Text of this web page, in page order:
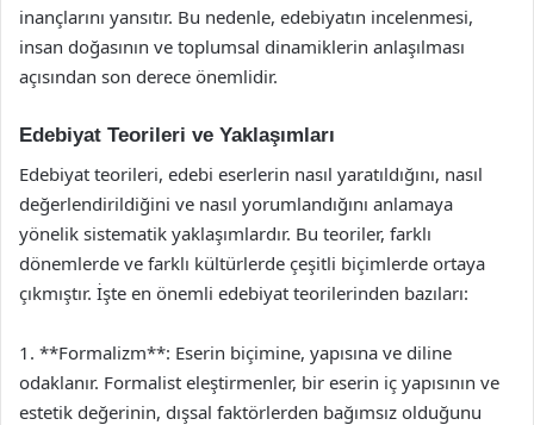
inançlarını yansıtır. Bu nedenle, edebiyatın incelenmesi,
insan doğasının ve toplumsal dinamiklerin anlaşılması
açısından son derece önemlidir.
Edebiyat Teorileri ve Yaklaşımları
Edebiyat teorileri, edebi eserlerin nasıl yaratıldığını, nasıl
değerlendirildiğini ve nasıl yorumlandığını anlamaya
yönelik sistematik yaklaşımlardır. Bu teoriler, farklı
dönemlerde ve farklı kültürlerde çeşitli biçimlerde ortaya
çıkmıştır. İşte en önemli edebiyat teorilerinden bazıları:
1. **Formalizm**: Eserin biçimine, yapısına ve diline
odaklanır. Formalist eleştirmenler, bir eserin iç yapısının ve
estetik değerinin, dışsal faktörlerden bağımsız olduğunu